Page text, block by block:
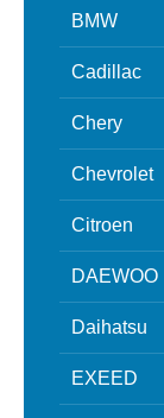
BMW
Cadillac
Chery
Chevrolet
Citroen
DAEWOO
Daihatsu
EXEED